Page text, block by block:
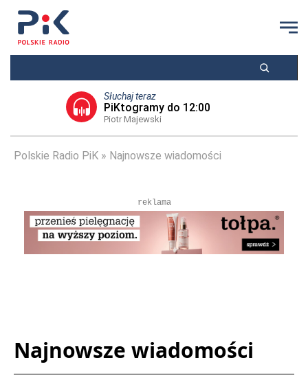
Słuchaj teraz
PiKtogramy do 12:00
Piotr Majewski
Polskie Radio PiK Najnowsze wiadomości
reklama
Najnowsze wiadomości